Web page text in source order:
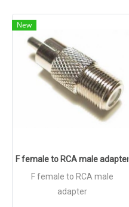
New
F female to RCA male adapter
F female to RCA male
adapter